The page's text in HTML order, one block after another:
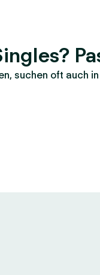
suchen oft auch